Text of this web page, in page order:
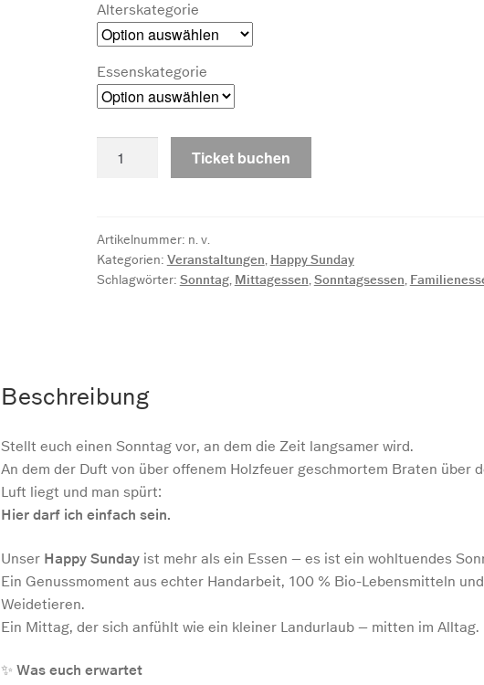
Alterskategorie
Essenskategorie
-
Das
Sonntagsessen
Menge
Ticket buchen
Artikelnummer: n. v.
Kategorien: Veranstaltungen, Happy Sunday
Schlagwörter: Sonntag, Mittagessen,Sonntagsessen,
Beschreibung
Stellt euch einen Sonntag vor, an dem die Zeit langsamer wird.
An dem der Duft von über offenem Holzfeuer geschmortem Braten über
Luft liegt und man spürt:
Hier darf ich einfach sein.
Unser Happy Sunday ist mehr als ein Essen – es ist ein wohltuendes
Ein Genussmoment aus echter Handarbeit, 100 % Bio-Lebensmitteln
Weidetieren.
Ein Mittag, der sich anfühlt wie ein kleiner Landurlaub – mitten im Alltag.
✨ Was euch erwartet